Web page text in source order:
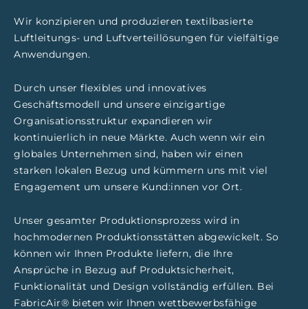
Wir konzipieren und produzieren textilbasierte
Luftleitungs- und Luftverteillösungen für vielfältige
Anwendungen.
Durch unser flexibles und innovatives
Geschäftsmodell und unsere einzigartige
Organisationsstruktur expandieren wir
kontinuierlich in neue Märkte. Auch wenn wir ein
globales Unternehmen sind, haben wir einen
starken lokalen Bezug und kümmern uns mit viel
Engagement um unsere Kund:innen vor Ort.
Unser gesamter Produktionsprozess wird in
hochmodernen Produktionsstätten abgewickelt. So
können wir Ihnen Produkte liefern, die Ihre
Ansprüche in Bezug auf Produktsicherheit,
Funktionalität und Design vollständig erfüllen. Bei
FabricAir® bieten wir Ihnen wettbewerbsfähige